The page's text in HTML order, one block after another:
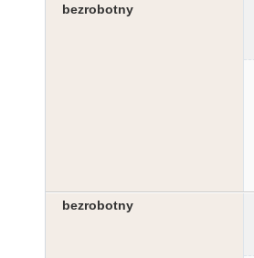
bezrobotny
bezrobotny